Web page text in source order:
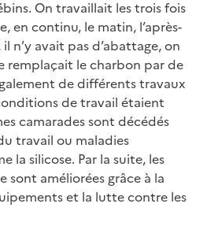
On travaillait les trois fois
en continu, le matin, l’après-
n’y avait pas d’abattage, on
remplaçait le charbon par de
de différents travaux
de travail étaient
camarades sont décédés
travail ou maladies
la silicose. Par la suite, les
sont améliorées grâce à la
et la lutte contre les